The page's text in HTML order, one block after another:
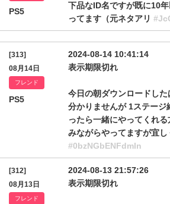
PS5
下品なID名ですが既に10
ってます（元ネタアリ
[313]
08月14日
フレンド
PS5
2024-08-14 10:41:14
表示期限切れ
今日の朝ダウンロードし
分かりませんが 1ステージ
ったら一緒にやってくれ
みながらやってますが宜し
#0bzNGbENFdmln
[312]
08月13日
フレンド
2024-08-13 21:57:26
表示期限切れ